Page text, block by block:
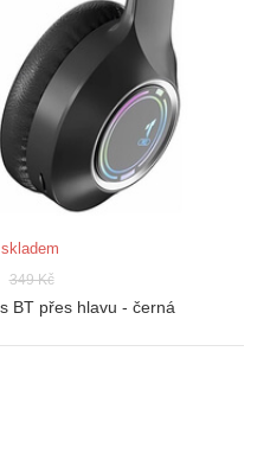
349 Kč
BT přes hlavu - černá